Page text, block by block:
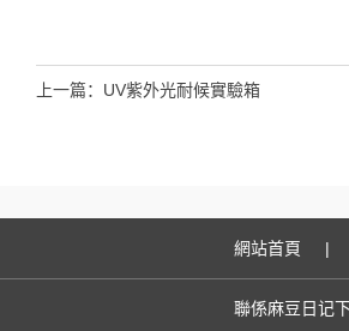
上一篇： UV紫外光耐候實驗箱
網站首頁 |
聯係麻豆日记